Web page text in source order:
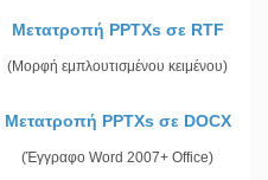
Μετατροπή PPTXs σε RTF
(Μορφή εμπλουτισμένου κειμένου)
Μετατροπή PPTXs σε DOCX
(Έγγραφο Word 2007+ Office)